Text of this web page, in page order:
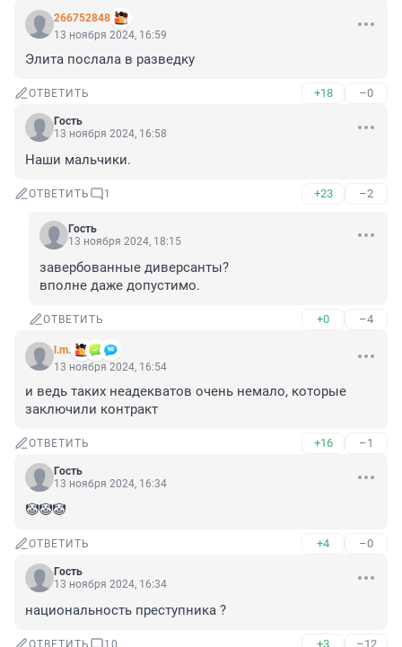
266752848
13 ноября 2024, 16:59
Элита послала в разведку
ОТВЕТИТЬ +18 –0
Гость
13 ноября 2024, 16:58
Наши мальчики.
ОТВЕТИТЬ 1 +23 –2
Гость
13 ноября 2024, 18:15
завербованные диверсанты?
вполне даже допустимо.
ОТВЕТИТЬ +0 –4
l.m.
13 ноября 2024, 16:54
и ведь таких неадекватов очень немало, которые
заключили контракт
ОТВЕТИТЬ +16 –1
Гость
13 ноября 2024, 16:34
🤡🤡🤡
ОТВЕТИТЬ +4 –0
Гость
13 ноября 2024, 16:34
национальность преступника ?
ОТВЕТИТЬ 10 +3 –12